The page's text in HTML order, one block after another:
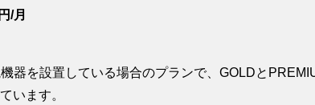
/月
器を設置している場合のプランで、GOLDと
います。